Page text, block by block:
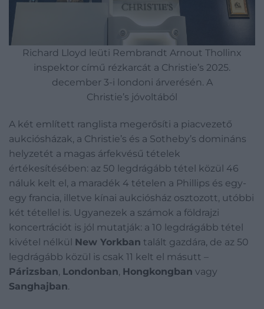
Richard Lloyd leüti Rembrandt Arnout Thollinx
inspektor című rézkarcát a Christie’s 2025.
december 3-i londoni árverésén. A
Christie’s jóvoltából
A két említett ranglista megerősíti a piacvezető
aukciósházak, a Christie’s és a Sotheby’s domináns
helyzetét a magas árfekvésű tételek
értékesítésében: az 50 legdrágább tétel közül 46
náluk kelt el, a maradék 4 tételen a Phillips és egy-
egy francia, illetve kínai aukciósház osztozott, utóbbi
két tétellel is. Ugyanezek a számok a földrajzi
koncertrációt is jól mutatják: a 10 legdrágább tétel
kivétel nélkül New Yorkban talált gazdára, de az 50
legdrágább közül is csak 11 kelt el másutt –
Párizsban, Londonban, Hongkongban vagy
Sanghajban.